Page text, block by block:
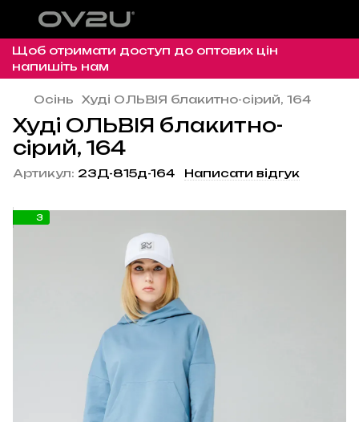
Щоб отримати доступ до оптових цін
напишіть нам
Осінь Худі ОЛЬВІЯ блакитно-сірий, 164
Худі ОЛЬВІЯ блакитно-
сірий, 164
Артикул: 23Д-815д-164 Написати відгук
3